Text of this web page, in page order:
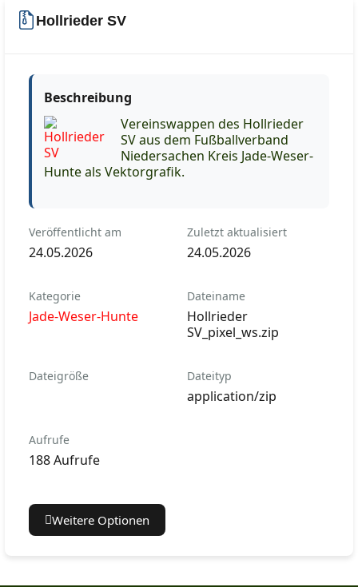
Hollrieder SV
Beschreibung
Vereinswappen des Hollrieder
SV aus dem Fußballverband
Niedersachen Kreis Jade-Weser-
Hunte als Vektorgrafik.
Veröffentlicht am
24.05.2026
Zuletzt aktualisiert
24.05.2026
Kategorie
Jade-Weser-Hunte
Dateiname
Hollrieder
SV_pixel_ws.zip
Dateigröße Dateityp
application/zip
Aufrufe
188 Aufrufe
Weitere Optionen